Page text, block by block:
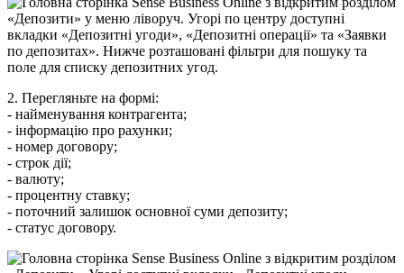
2. Перегляньте на формі:
- найменування контрагента;
- інформацію про рахунки;
- номер договору;
- строк дії;
- валюту;
- процентну ставку;
- поточний залишок основної суми депозиту;
- статус договору.